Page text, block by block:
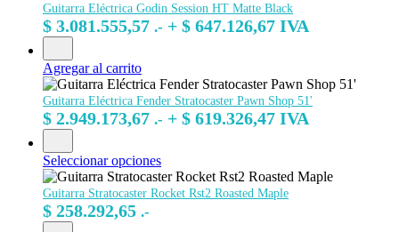
Guitarra Eléctrica Godin Session HT Matte Black
$ 3.081.555,57 .- + $ 647.126,67 IVA
Agregar al carrito
Guitarra Eléctrica Fender Stratocaster Pawn Shop 51'
$ 2.949.173,67 .- + $ 619.326,47 IVA
Seleccionar opciones
Guitarra Stratocaster Rocket Rst2 Roasted Maple
$ 258.292,65 .-